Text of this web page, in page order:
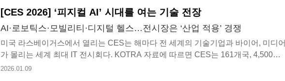
[CES 2026] ‘피지컬 AI’ 시대를 여는 기술 전장
AI·로보틱스·모빌리티·디지털 헬스…전시장은 ‘산업 적용’ 경쟁
미국 라스베이거스에서 열리는 CES는 해마다 전 세계의 기술기업과 바이어, 미디어
가 몰리는 세계 최대 IT 전시회다. KOTRA 자료에 따르면 CES는 161개국, 4,500개
전시기업, 13만 5,000명 참관객(2025 기준)이 방문...
2026.01.09